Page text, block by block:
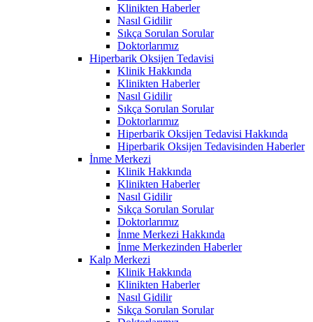
Klinikten Haberler
Nasıl Gidilir
Sıkça Sorulan Sorular
Doktorlarımız
Hiperbarik Oksijen Tedavisi
Klinik Hakkında
Klinikten Haberler
Nasıl Gidilir
Sıkça Sorulan Sorular
Doktorlarımız
Hiperbarik Oksijen Tedavisi Hakkında
Hiperbarik Oksijen Tedavisinden Haberler
İnme Merkezi
Klinik Hakkında
Klinikten Haberler
Nasıl Gidilir
Sıkça Sorulan Sorular
Doktorlarımız
İnme Merkezi Hakkında
İnme Merkezinden Haberler
Kalp Merkezi
Klinik Hakkında
Klinikten Haberler
Nasıl Gidilir
Sıkça Sorulan Sorular